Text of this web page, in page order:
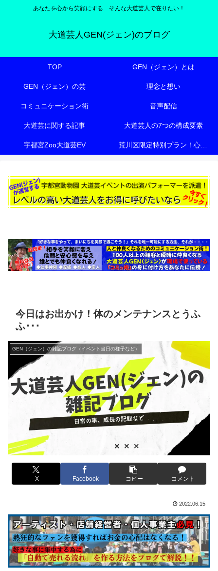
あなたを心から笑顔にする そんな大道芸人で在りたい！
大道芸人GEN(ジェン)のブログ
TOP GEN（ジェン）とは
GEN（ジェン）の芸 理念と想い
コミュニケーション術 音声配信
大道芸に関する記事 大道芸人の7つの構成要素
宇都宮Zoo大道芸EV 荒川区限定特別プラン！心も体も元気にする『有料老人ホーム向け特別エンターテイメント』
今日はお出かけ！体のメンテナンスとうふ
ふ･･･
GEN（ジェン）の雑記ブログ（イベント当日の様子など）
X Facebook コピー コメント
2022.06.15